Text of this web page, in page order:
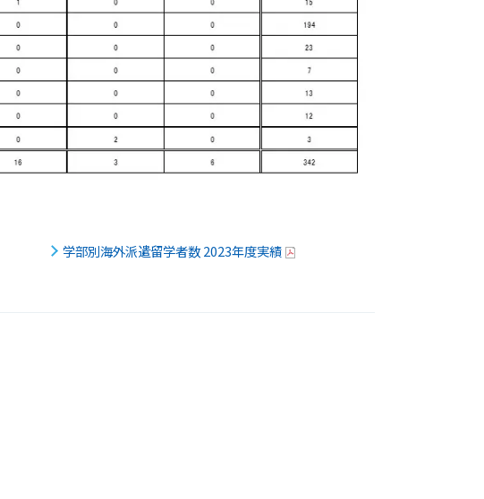
学部別海外派遣留学者数 2023年度実績